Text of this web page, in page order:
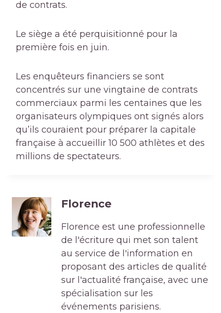
de contrats.
Le siège a été perquisitionné pour la
première fois en juin.
Les enquêteurs financiers se sont
concentrés sur une vingtaine de contrats
commerciaux parmi les centaines que les
organisateurs olympiques ont signés alors
qu’ils couraient pour préparer la capitale
française à accueillir 10 500 athlètes et des
millions de spectateurs.
Florence
Florence est une professionnelle
de l'écriture qui met son talent
au service de l'information en
proposant des articles de qualité
sur l'actualité française, avec une
spécialisation sur les
événements parisiens.